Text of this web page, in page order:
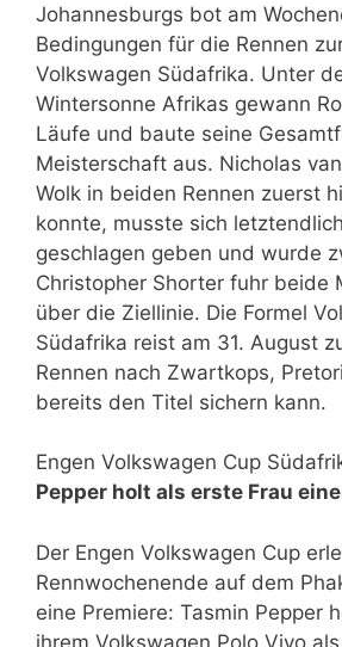
Johannesburgs bot am
Bedingungen für die Rennen
Volkswagen Südafrika. Unter
Wintersonne Afrikas gewann
Läufe und baute seine
Meisterschaft aus. Nicholas
Wolk in beiden Rennen zuerst
konnte, musste sich
geschlagen geben und wurde
Christopher Shorter fuhr beide
über die Ziellinie. Die Formel
Südafrika reist am 31. August
Rennen nach Zwartkops,
bereits den Titel sichern kann.
Engen Volkswagen Cup
Pepper holt als erste Frau
Der Engen Volkswagen Cup
Rennwochenende auf dem
eine Premiere: Tasmin Pepper
ihrem Volkswagen Polo Vivo